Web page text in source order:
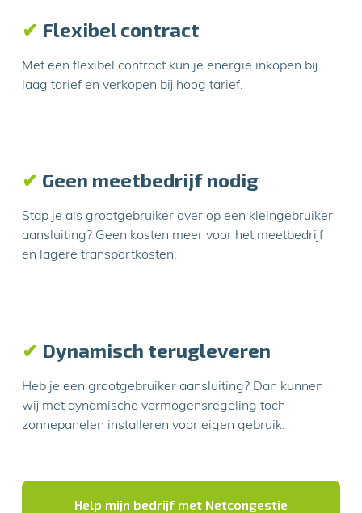
✔ Flexibel contract
Met een flexibel contract kun je energie inkopen bij
laag tarief en verkopen bij hoog tarief.
✔ Geen meetbedrijf nodig
Stap je als grootgebruiker over op een kleingebruiker
aansluiting? Geen kosten meer voor het meetbedrijf
en lagere transportkosten.
✔ Dynamisch terugleveren
Heb je een grootgebruiker aansluiting? Dan kunnen
wij met dynamische vermogensregeling toch
zonnepanelen installeren voor eigen gebruik.
Help mijn bedrijf met Netcongestie